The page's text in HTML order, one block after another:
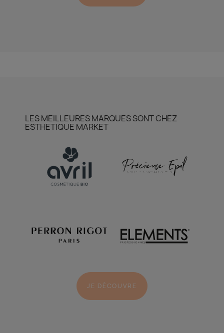
LES MEILLEURES MARQUES SONT CHEZ
ESTHETIQUE MARKET
JE DÉCOUVRE